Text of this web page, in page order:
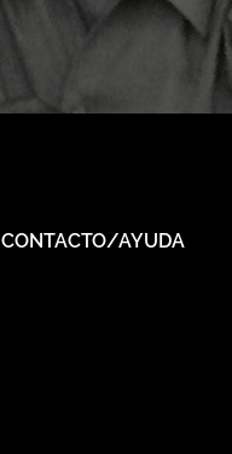
CONTACTO/AYUDA